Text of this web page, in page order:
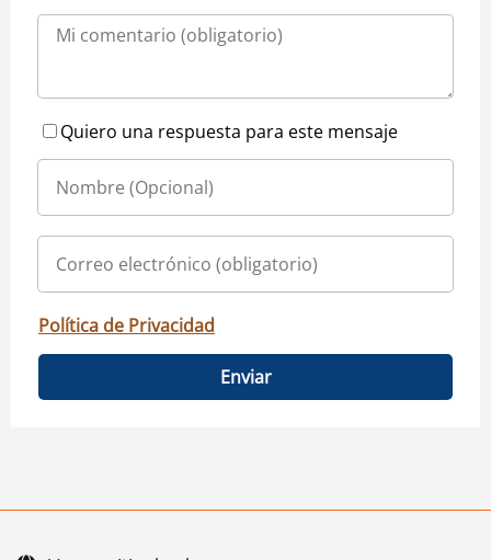
Quiero una respuesta para este mensaje
Política de Privacidad
Enviar